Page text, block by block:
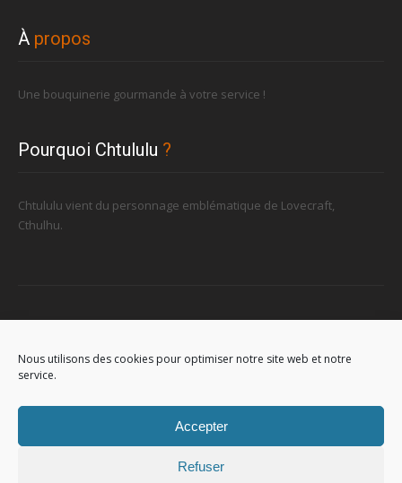
Nous utilisons des cookies pour optimiser notre site web et notre
service.
Accepter
Refuser
À propos
Une bouquinerie gourmande à votre service !
Pourquoi Chtululu ?
Chtululu vient du personnage emblématique de Lovecraft,
Cthulhu.